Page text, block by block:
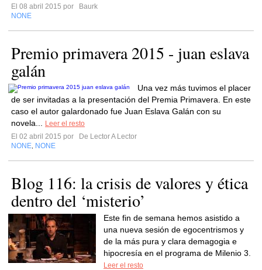
El 08 abril 2015 por
Baurk
NONE
Premio primavera 2015 - juan eslava
galán
Una vez más tuvimos el placer
de ser invitadas a la presentación del Premia Primavera. En este
caso el autor galardonado fue Juan Eslava Galán con su
novela...
Leer el resto
El 02 abril 2015 por
De Lector A Lector
NONE NONE
Blog 116: la crisis de valores y ética
dentro del ‘misterio’
Este fin de semana hemos asistido a
una nueva sesión de egocentrismos y
de la más pura y clara demagogia e
hipocresía en el programa de Milenio 3.
Leer el resto